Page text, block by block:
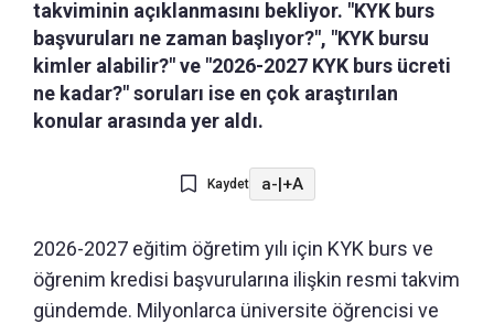
takviminin açıklanmasını bekliyor. "KYK burs
başvuruları ne zaman başlıyor?", "KYK bursu
kimler alabilir?" ve "2026-2027 KYK burs ücreti
ne kadar?" soruları ise en çok araştırılan
konular arasında yer aldı.
Kaydet a-|+A
2026-2027 eğitim öğretim yılı için KYK burs ve
öğrenim kredisi başvurularına ilişkin resmi takvim
gündemde. Milyonlarca üniversite öğrencisi ve